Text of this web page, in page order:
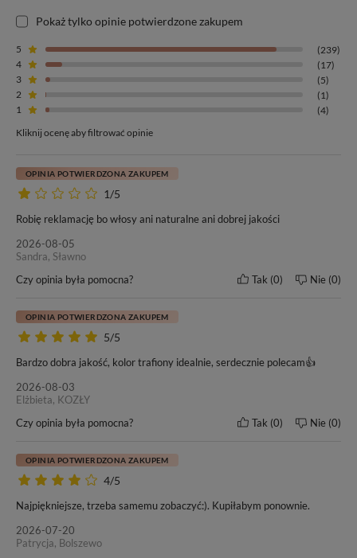
W tej ofercie kupujesz włosy o
Pokaż tylko opinie potwierdzone zakupem
5
(239)
4
(17)
3
(5)
2
(1)
1
(4)
Kliknij ocenę aby filtrować opinie
1/5
OPINIA POTWIERDZONA ZAKUPEM
Robię reklamację bo włosy ani naturalne ani dobrej jakości
2026-08-05
Sandra, Sławno
Czy opinia była pomocna?
Tak 0 Nie 0
5/5
OPINIA POTWIERDZONA ZAKUPEM
Bardzo dobra jakość, kolor trafiony idealnie, serdecznie polecam👍
2026-08-03
Elżbieta, KOZŁY
Czy opinia była pomocna?
Tak 0 Nie 0
4/5
OPINIA POTWIERDZONA ZAKUPEM
Najpiękniejsze, trzeba samemu zobaczyć:). Kupiłabym ponownie.
2026-07-20
Patrycja, Bolszewo